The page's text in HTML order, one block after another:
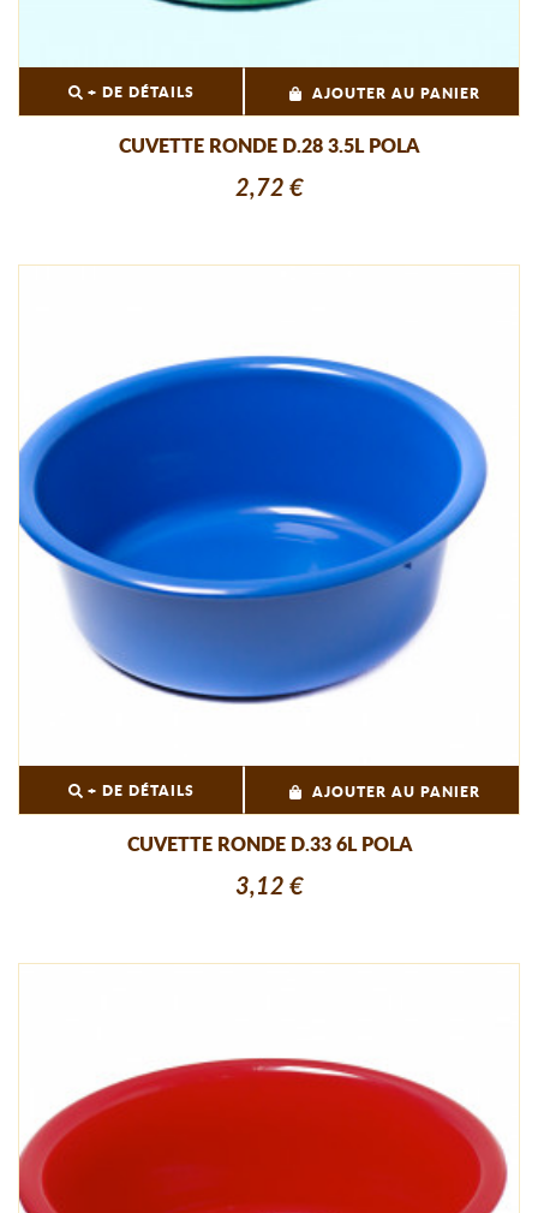
+ DE DÉTAILS AJOUTER AU PANIER
CUVETTE RONDE D.28 3.5L POLA
2,72 €
+ DE DÉTAILS AJOUTER AU PANIER
CUVETTE RONDE D.33 6L POLA
3,12 €